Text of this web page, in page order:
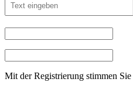
Mit der Registrierung stimmen